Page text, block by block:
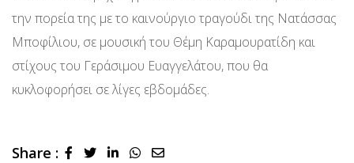
την πορεία της με το καινούργιο τραγούδι της Νατάσσας
Μποφίλιου, σε μουσική του Θέμη Καραμουρατίδη και
στίχους του Γεράσιμου Ευαγγελάτου, που θα
κυκλοφορήσει σε λίγες εβδομάδες.
Share : LinkedInWhatsapp
Share